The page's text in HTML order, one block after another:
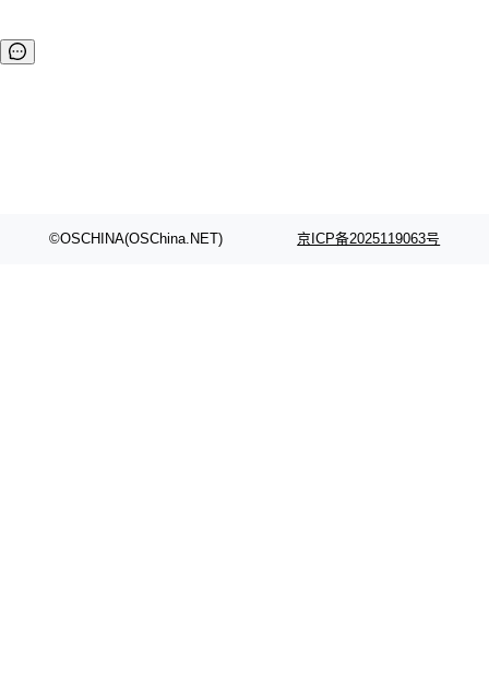
©OSCHINA(OSChina.NET) 京ICP备2025119063号